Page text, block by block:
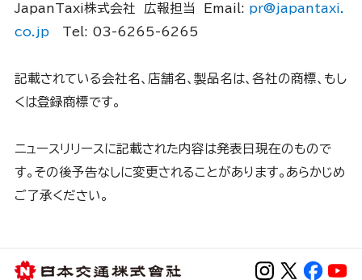
JapanTaxi株式会社 広報担当 Email: pr@japantaxi.
co.jpTel: 03-6265-6265
記載されている会社名、店舗名、製品名は、各社の商標、もし
くは登録商標です。
ニュースリリースに記載された内容は発表日現在のもので
す。その後予告なしに変更されることがあります。あらかじめ
ご了承ください。